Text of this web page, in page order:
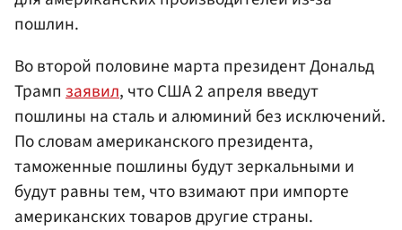
пошлин.
Во второй половине марта президент Дональд
Трамп заявил, что США 2 апреля введут
пошлины на сталь и алюминий без исключений.
По словам американского президента,
таможенные пошлины будут зеркальными и
будут равны тем, что взимают при импорте
американских товаров другие страны.